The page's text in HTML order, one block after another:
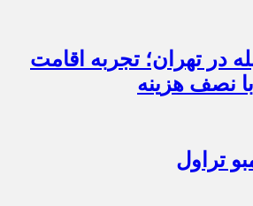
در تهران؛ تجربه اقامت
نصف هزینه
تراول